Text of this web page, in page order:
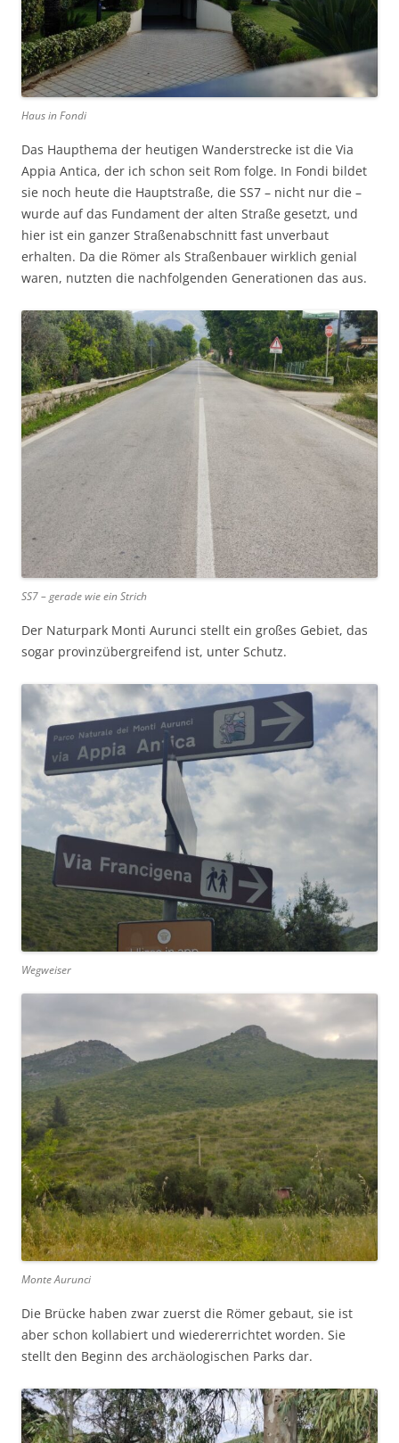
Haus in Fondi
Das Haupthema der heutigen Wanderstrecke ist die Via
Appia Antica, der ich schon seit Rom folge. In Fondi bildet
sie noch heute die Hauptstraße, die SS7 – nicht nur die –
wurde auf das Fundament der alten Straße gesetzt, und
hier ist ein ganzer Straßenabschnitt fast unverbaut
erhalten. Da die Römer als Straßenbauer wirklich genial
waren, nutzten die nachfolgenden Generationen das aus.
SS7 – gerade wie ein Strich
Der Naturpark Monti Aurunci stellt ein großes Gebiet, das
sogar provinzübergreifend ist, unter Schutz.
Wegweiser
Monte Aurunci
Die Brücke haben zwar zuerst die Römer gebaut, sie ist
aber schon kollabiert und wiedererrichtet worden. Sie
stellt den Beginn des archäologischen Parks dar.